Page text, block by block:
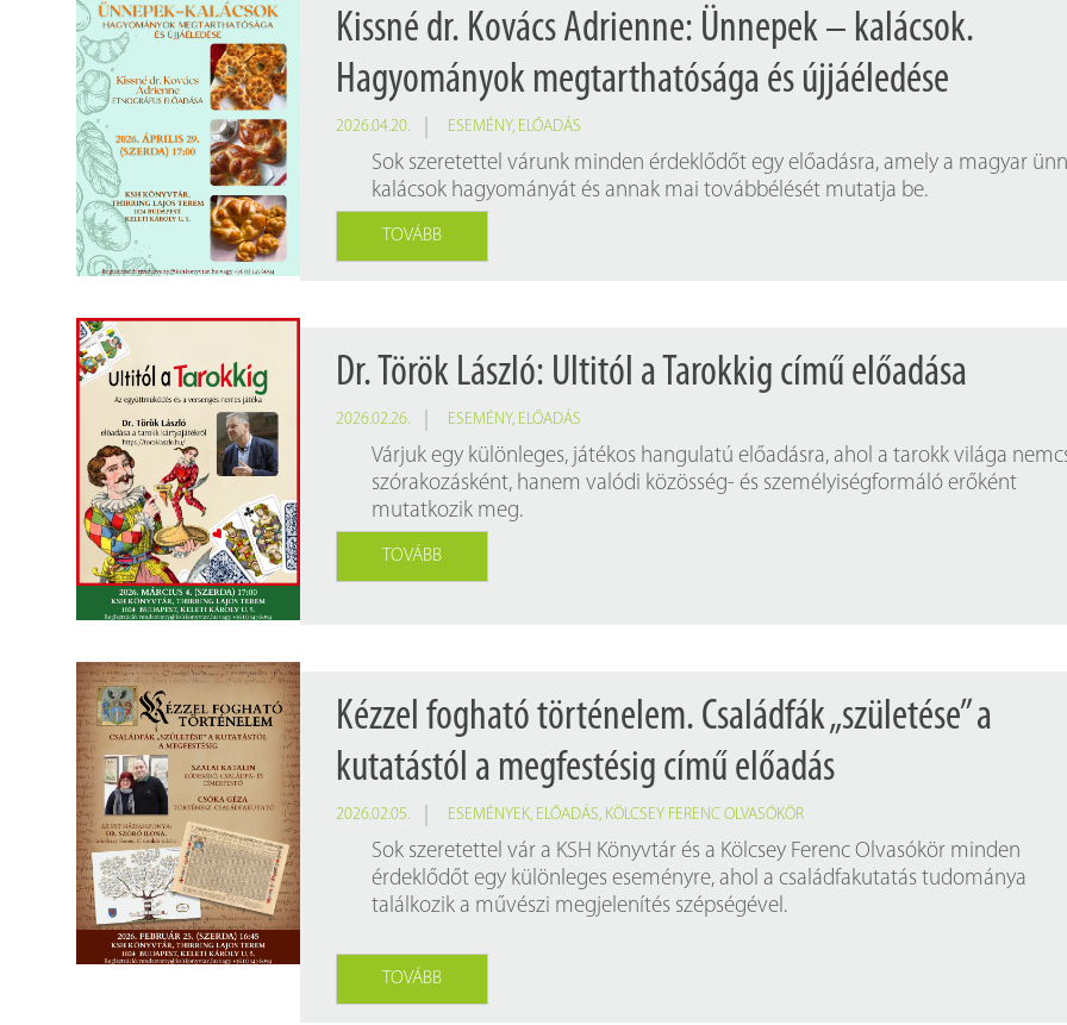
Kissné dr. Kovács Adrienne: Ünnepek – kalácsok.
Hagyományok megtarthatósága és újjáéledése
2026.04.20. ESEMÉNY, ELŐADÁS
Sok szeretettel várunk minden érdeklődőt egy előadásra, amely a magyar
kalácsok hagyományát és annak mai továbbélését mutatja be.
TOVÁBB
Dr. Török László: Ultitól a Tarokkig című előadása
2026.02.26. ESEMÉNY, ELŐADÁS
Várjuk egy különleges, játékos hangulatú előadásra, ahol a tarokk világa
szórakozásként, hanem valódi közösség- és személyiségformáló erőként
mutatkozik meg.
TOVÁBB
Kézzel fogható történelem. Családfák „születése” a
kutatástól a megfestésig című előadás
2026.02.05. ESEMÉNYEK, ELŐADÁS, KÖLCSEY FERENC OLVASÓKÖR
Sok szeretettel vár a KSH Könyvtár és a Kölcsey Ferenc Olvasókör minden
érdeklődőt egy különleges eseményre, ahol a családfakutatás tudománya
találkozik a művészi megjelenítés szépségével.
TOVÁBB